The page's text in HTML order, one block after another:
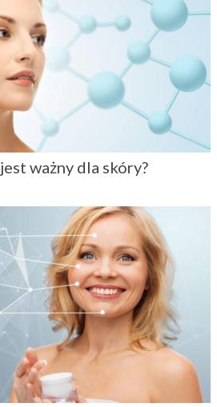
ważny dla skóry?